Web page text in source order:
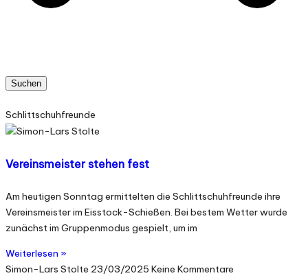
Suchen
Schlittschuhfreunde
Vereinsmeister stehen fest
Am heutigen Sonntag ermittelten die Schlittschuhfreunde ihre
Vereinsmeister im Eisstock-Schießen. Bei bestem Wetter wurde
zunächst im Gruppenmodus gespielt, um im
Weiterlesen »
Simon-Lars Stolte 23/03/2025 Keine Kommentare